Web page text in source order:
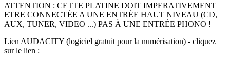
ATTENTION : CETTE PLATINE DOIT IMPERATIVEMENT
ETRE CONNECTÉE A UNE ENTRÉE HAUT NIVEAU (CD,
AUX, TUNER, VIDEO ...) PAS À UNE ENTRÉE PHONO !
Lien AUDACITY (logiciel gratuit pour la numérisation) - cliquez
sur le lien :